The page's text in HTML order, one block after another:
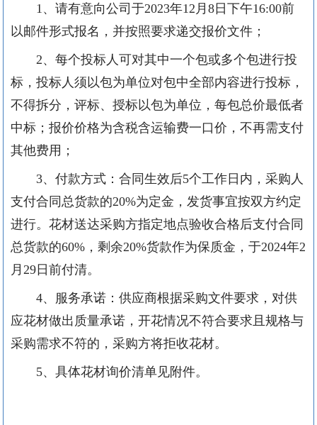
1、请有意向公司于2023年12月8日下午16:00前
以邮件形式报名，并按照要求递交报价文件；
2、每个投标人可对其中一个包或多个包进行投
标，投标人须以包为单位对包中全部内容进行投标，
不得拆分，评标、授标以包为单位，每包总价最低者
中标 ； 报价价格为含税含运输费一口价，不再需支付
其他费用；
3、付款方式：合同生效后5个工作日内，采购人
支付合同总货款的20%为定金，发货事宜按双方约定
进行。花材送达采购方指定地点验收合格后支付合同
总货款的60%，剩余20%货款作为保质金，于2024年2
月 29日前付清。
4、服务承诺：供应商根据采购文件要求，对供
应花材做出质量承诺，开花情况不符合要求且规格与
采购需求不符的，采购方将拒收花材。
5、具体花材询价清单见附件。